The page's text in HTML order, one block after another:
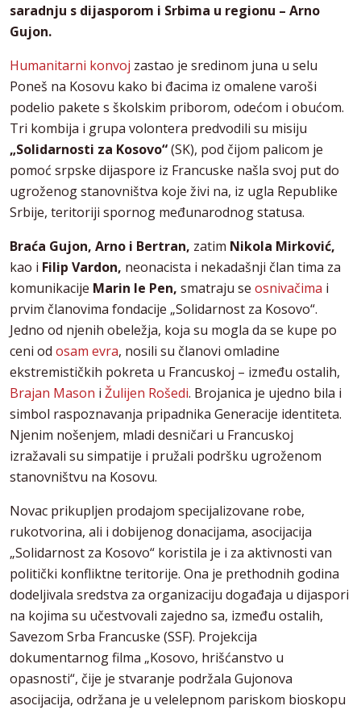
saradnju s dijasporom i Srbima u regionu – Arno
Gujon.
Humanitarni konvoj zastao je sredinom juna u selu
Poneš na Kosovu kako bi đacima iz omalene varoši
podelio pakete s školskim priborom, odećom i obućom.
Tri kombija i grupa volontera predvodili su misiju
„Solidarnosti za Kosovo“(SK), pod čijom palicom je
pomoć srpske dijaspore iz Francuske našla svoj put do
ugroženog stanovništva koje živi na, iz ugla Republike
Srbije, teritoriji spornog međunarodnog statusa.
Braća Gujon, Arno i Bertran, zatim Nikola Mirković,
kao i Filip Vardon, neonacista i nekadašnji član tima za
komunikacije Marin le Pen, smatraju se osnivačima i
prvim članovima fondacije „Solidarnost za Kosovo“.
Jedno od njenih obeležja, koja su mogla da se kupe po
ceni od osam evra, nosili su članovi omladine
ekstremističkih pokreta u Francuskoj – između ostalih,
Brajan Mason i Žulijen Rošedi. Brojanica je ujedno bila i
simbol raspoznavanja pripadnika Generacije identiteta.
Njenim nošenjem, mladi desničari u Francuskoj
izražavali su simpatije i pružali podršku ugroženom
stanovništvu na Kosovu.
Novac prikupljen prodajom specijalizovane robe,
rukotvorina, ali i dobijenog donacijama, asocijacija
„Solidarnost za Kosovo“ koristila je i za aktivnosti van
politički konfliktne teritorije. Ona je prethodnih godina
dodeljivala sredstva za organizaciju događaja u dijaspori
na kojima su učestvovali zajedno sa, između ostalih,
Savezom Srba Francuske (SSF). Projekcija
dokumentarnog filma „Kosovo, hrišćanstvo u
opasnosti“, čije je stvaranje podržala Gujonova
asocijacija, održana je u velelepnom pariskom bioskopu